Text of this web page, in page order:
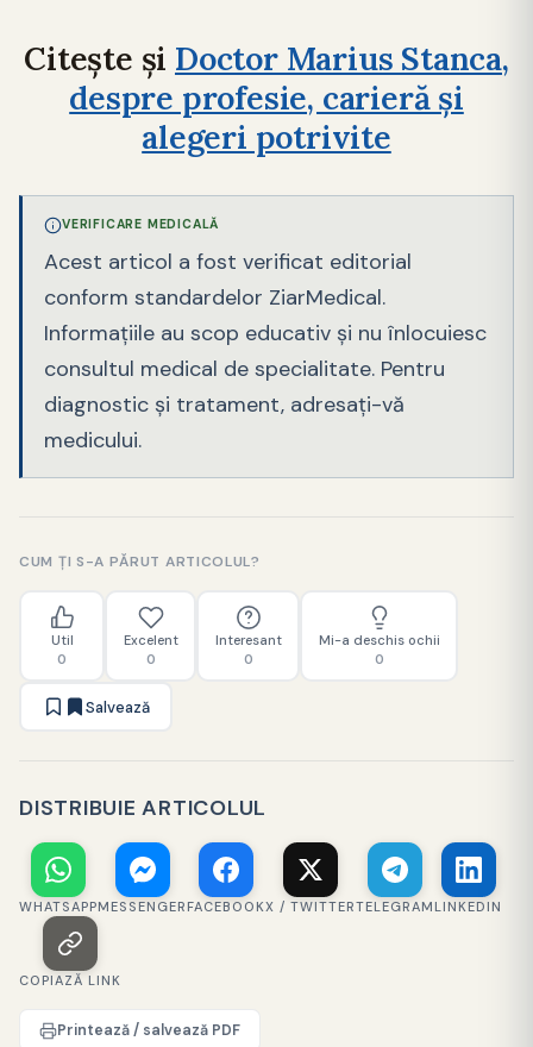
Citește și Doctor Marius Stanca,
despre profesie, carieră și
alegeri potrivite
VERIFICARE MEDICALĂ
Acest articol a fost verificat editorial
conform standardelor ZiarMedical.
Informațiile au scop educativ și nu înlocuiesc
consultul medical de specialitate. Pentru
diagnostic și tratament, adresați-vă
medicului.
CUM ȚI S-A PĂRUT ARTICOLUL?
Util
0
Excelent
0
Interesant
0
Mi-a deschis ochii
0
Salvează
DISTRIBUIE ARTICOLUL
WHATSAPPMESSENGERFACEBOOKX / TWITTERTELEGRAMLINKEDIN
COPIAZĂ LINK
Printează / salvează PDF